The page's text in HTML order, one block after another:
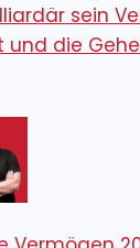
sein
die